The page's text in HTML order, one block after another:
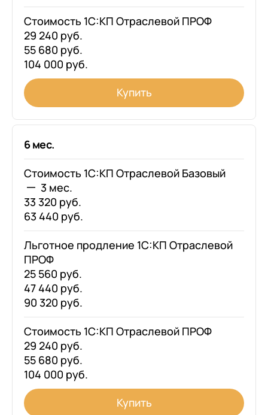
Стоимость 1С:КП Отраслевой ПРОФ
29 240 руб.
55 680 руб.
104 000 руб.
Купить
6 мес.
Стоимость 1С:КП Отраслевой Базовый
3 мес.
33 320 руб.
63 440 руб.
Льготное продление 1С:КП Отраслевой
ПРОФ
25 560 руб.
47 440 руб.
90 320 руб.
Стоимость 1С:КП Отраслевой ПРОФ
29 240 руб.
55 680 руб.
104 000 руб.
Купить